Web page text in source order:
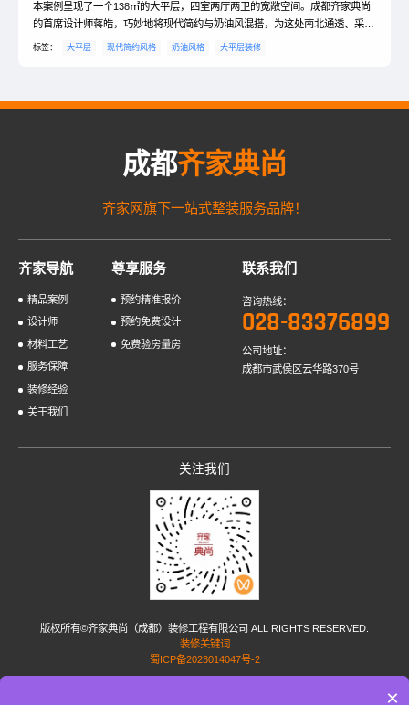
本案例呈现了一个138㎡的大平层，四室两厅两卫的宽敞空间。成都齐家典尚
的首席设计师蒋皓，巧妙地将现代简约与奶油风混搭，为这处南北通透、采光
超好的住宅注入了独特的魅力。
标签： 大平层 现代简约风格 奶油风格 大平层装修
成都齐家典尚
齐家网旗下一站式整装服务品牌！
齐家导航
精品案例
设计师
材料工艺
服务保障
装修经验
关于我们
尊享服务
预约精准报价
预约免费设计
免费验房量房
联系我们
咨询热线：
028-83376899
公司地址：
成都市武侯区云华路370号
关注我们
版权所有©齐家典尚（成都）装修工程有限公司 ALL RIGHTS RESERVED.
装修关键词
蜀ICP备2023014047号-2
×